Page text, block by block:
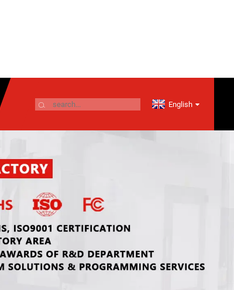
English